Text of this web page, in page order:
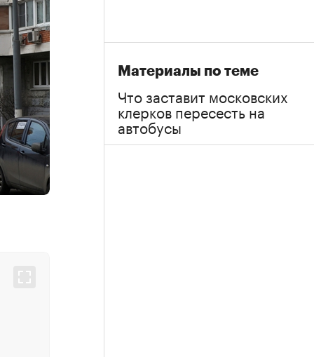
Материалы по теме
Что заставит московских
клерков пересесть на
автобусы